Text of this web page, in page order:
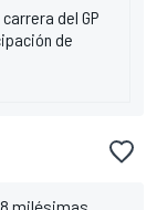
del GP
de